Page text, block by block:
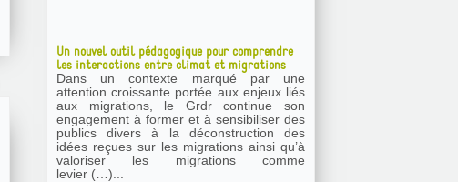
Un nouvel outil pédagogique pour comprendre
les interactions entre climat et migrations
Dans un contexte marqué par une
attention croissante portée aux enjeux liés
aux migrations, le Grdr continue son
engagement à former et à sensibiliser des
publics divers à la déconstruction des
idées reçues sur les migrations ainsi qu’à
valoriser les migrations comme
levier (…)...